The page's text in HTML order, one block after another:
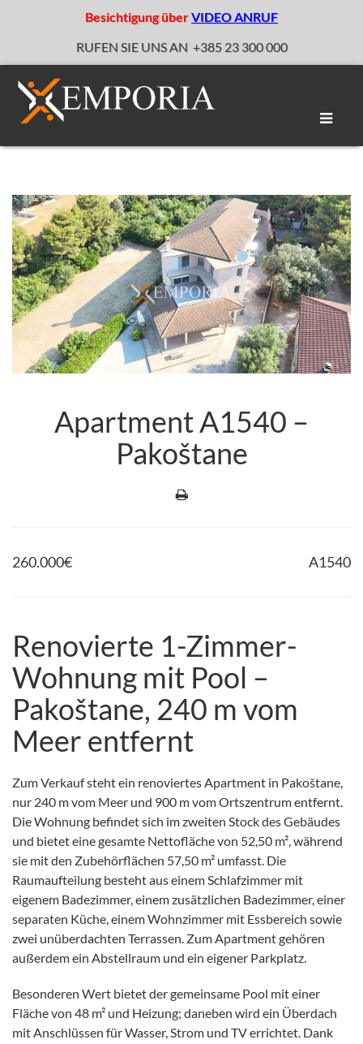
Besichtigung überVIDEO ANRUF
RUFEN SIE UNS AN +385 23 300 000
Apartment A1540 –
Pakoštane
260.000€ A1540
Renovierte 1-Zimmer-
Wohnung mit Pool –
Pakoštane, 240 m vom
Meer entfernt
Zum Verkauf steht ein renoviertes Apartment in Pakoštane,
nur 240 m vom Meer und 900 m vom Ortszentrum entfernt.
Die Wohnung befindet sich im zweiten Stock des Gebäudes
und bietet eine gesamte Nettofläche von 52,50 m², während
sie mit den Zubehörflächen 57,50 m² umfasst. Die
Raumaufteilung besteht aus einem Schlafzimmer mit
eigenem Badezimmer, einem zusätzlichen Badezimmer, einer
separaten Küche, einem Wohnzimmer mit Essbereich sowie
zwei unüberdachten Terrassen. Zum Apartment gehören
außerdem ein Abstellraum und ein eigener Parkplatz.
Besonderen Wert bietet der gemeinsame Pool mit einer
Fläche von 48 m² und Heizung; daneben wird ein Überdach
mit Anschlüssen für Wasser, Strom und TV errichtet. Dank